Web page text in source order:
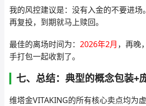
我的风控建议是：没有入金的不要进场
再复投，到期就马上赎回。
最佳的离场时间为： 2026年2月，再晚
手打包一起收割了。
七、总结：典型的概念包装+
维塔金VITAKING的所有核心卖点均为